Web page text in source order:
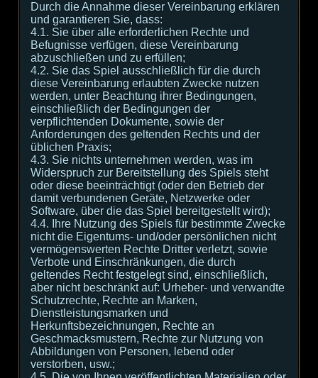
Durch die Annahme dieser Vereinbarung erklären
und garantieren Sie, dass:
4.1. Sie über alle erforderlichen Rechte und
Befugnisse verfügen, diese Vereinbarung
abzuschließen und zu erfüllen;
4.2. Sie das Spiel ausschließlich für die durch
diese Vereinbarung erlaubten Zwecke nutzen
werden, unter Beachtung ihrer Bedingungen,
einschließlich der Bedingungen der
verpflichtenden Dokumente, sowie der
Anforderungen des geltenden Rechts und der
üblichen Praxis;
4.3. Sie nichts unternehmen werden, was im
Widerspruch zur Bereitstellung des Spiels steht
oder diese beeinträchtigt (oder den Betrieb der
damit verbundenen Geräte, Netzwerke oder
Software, über die das Spiel bereitgestellt wird);
4.4. Ihre Nutzung des Spiels für bestimmte Zwecke
nicht die Eigentums- und/oder persönlichen nicht
vermögenswerten Rechte Dritter verletzt, sowie
Verbote und Einschränkungen, die durch
geltendes Recht festgelegt sind, einschließlich,
aber nicht beschränkt auf: Urheber- und verwandte
Schutzrechte, Rechte an Marken,
Dienstleistungsmarken und
Herkunftsbezeichnungen, Rechte an
Geschmacksmustern, Rechte zur Nutzung von
Abbildungen von Personen, lebend oder
verstorben, usw.;